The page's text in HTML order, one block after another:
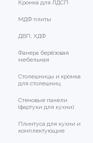
Кромка для ЛДСП
МДФ плиты
ДВП, ХДФ
Фанера берёзовая
мебельная
Столешницы и кромка
для столешниц
Стеновые панели
(фартуки для кухни)
Плинтуса для кухни и
комплектующие